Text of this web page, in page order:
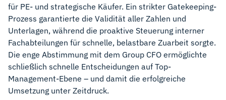
für PE- und strategische Käufer. Ein strikter Gatekeeping-
Prozess garantierte die Validität aller Zahlen und
Unterlagen, während die proaktive Steuerung interner
Fachabteilungen für schnelle, belastbare Zuarbeit sorgte.
Die enge Abstimmung mit dem Group CFO ermöglichte
schließlich schnelle Entscheidungen auf Top-
Management-Ebene – und damit die erfolgreiche
Umsetzung unter Zeitdruck.